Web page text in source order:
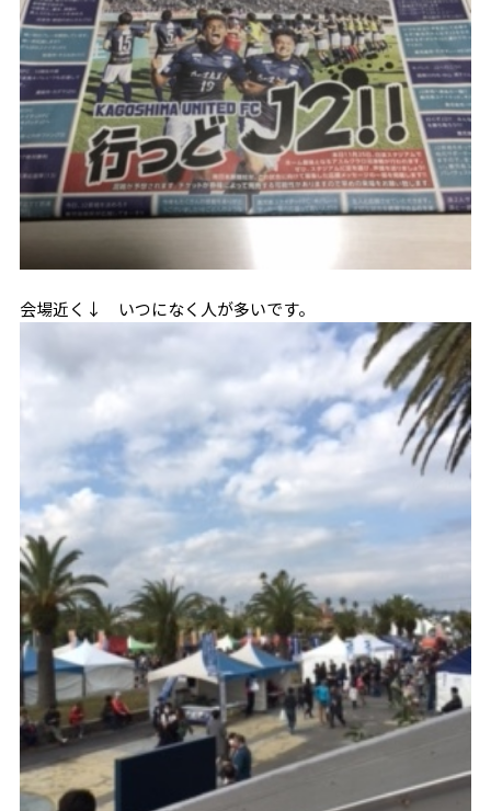
会場近く↓ いつになく人が多いです。